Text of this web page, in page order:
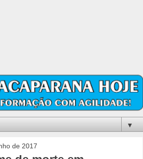
▼
de 2017